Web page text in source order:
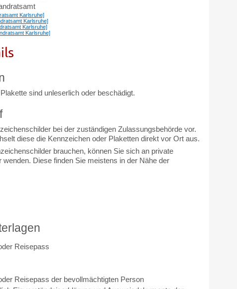
Karlsruhe]
Karlsruhe]
Karlsruhe]
Karlsruhe]
sind unleserlich oder beschädigt.
bei der zuständigen Zulassungsbehörde vor.
diese die Kennzeichen oder Plaketten direkt vor Ort aus.
brauchen, können Sie sich an private
wenden. Diese finden Sie meistens in der Nähe der
Reisepass
Reisepass der bevollmächtigten Person